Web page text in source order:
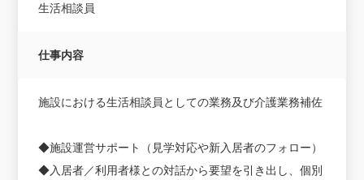
生活相談員
仕事内容
施設における生活相談員としての業務及び介護業務補佐
◆施設運営サポート（見学対応や新入居者のフォロー）
◆入居者／利用者様との対話から要望を引き出し、個別